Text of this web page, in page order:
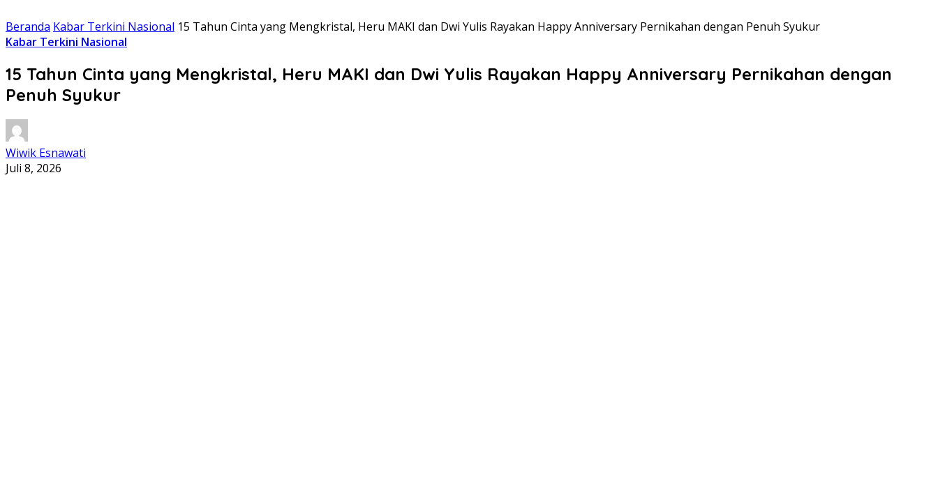
Beranda Kabar Terkini Nasional 15 Tahun Cinta yang Mengkristal, Heru MAKI dan Dwi Yulis Rayakan Happy Anniversary Pernikahan dengan Penuh Syukur
Kabar Terkini Nasional
15 Tahun Cinta yang Mengkristal, Heru MAKI dan Dwi Yulis Rayakan Happy Anniversary Pernikahan dengan
Penuh Syukur
Wiwik Esnawati
Juli 8, 2026